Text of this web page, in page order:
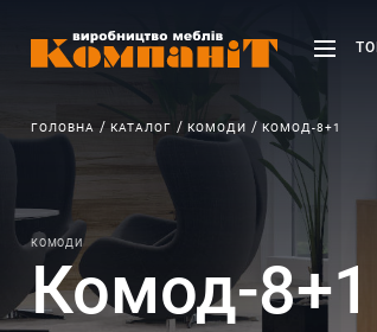
ГОЛОВНА КАТАЛОГ КОМОДИ КОМОД-8+1
КОМОДИ
Комод-8+1